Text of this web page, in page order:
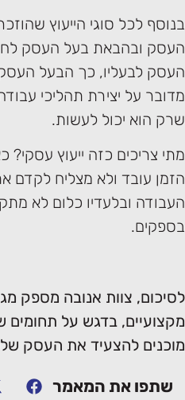
בנוסף לכל סוגי הייעוץ
העסק ובהבאת בעל העסק
העסק לבעליו, כך הבעל
מדובר על יצירת תהליכי
שרק הוא יכול לעשות.
מתי צריכים כזה ייעוץ
הזמן עובד ולא מצליח לקדם
העבודה ובלעדיו כלום לא
בספקים.
לסיכום, צוות אנובה מספק
מקצועיים, בדגש על תחומים
מוכנים להצעיד את העסק
שתפו את המאמר